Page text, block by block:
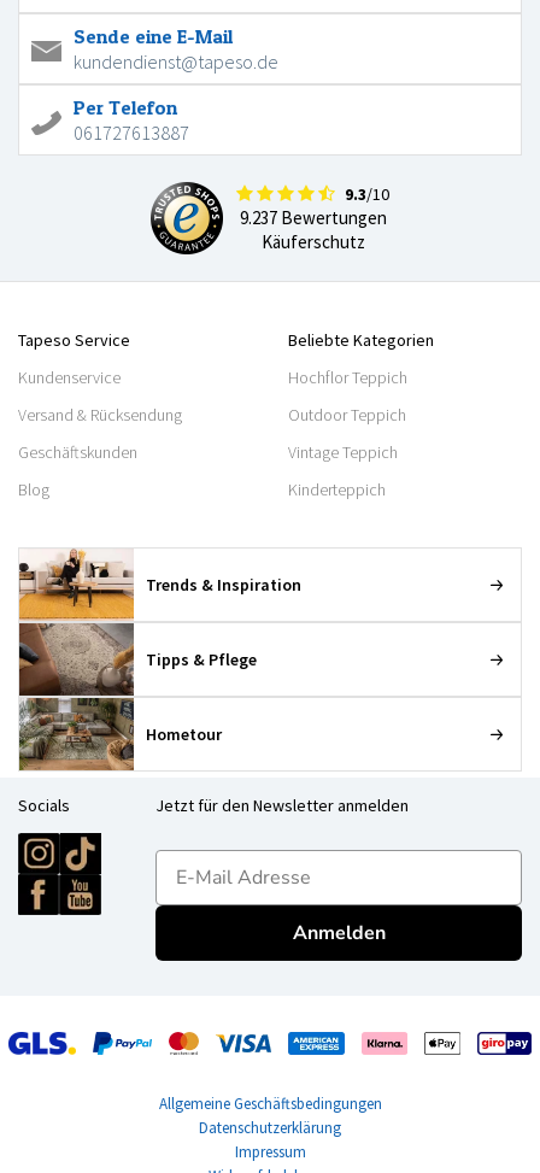
Sende eine E-Mail
kundendienst@tapeso.de
Per Telefon
061727613887
9.3/10
9.237 Bewertungen
Käuferschutz
Tapeso Service
Kundenservice
Versand & Rücksendung
Geschäftskunden
Blog
Beliebte Kategorien
Hochflor Teppich
Outdoor Teppich
Vintage Teppich
Kinderteppich
Trends & Inspiration
Tipps & Pflege
Hometour
Socials Jetzt für den Newsletter anmelden
E-mailadres
Anmelden
Allgemeine Geschäftsbedingungen
Datenschutzerklärung
Impressum